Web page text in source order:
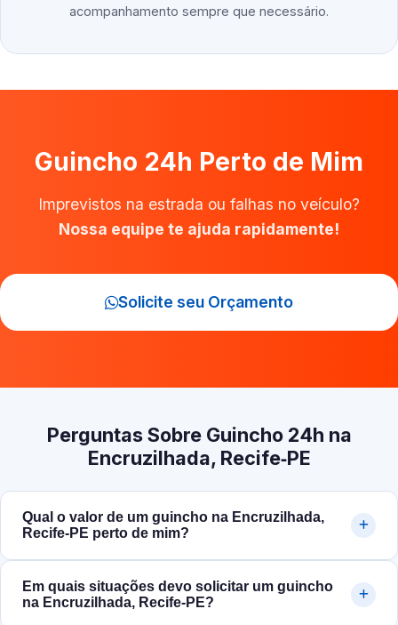
acompanhamento sempre que necessário.
Guincho 24h Perto de Mim
Imprevistos na estrada ou falhas no veículo?
Nossa equipe te ajuda rapidamente!
Solicite seu Orçamento
Perguntas Sobre Guincho 24h na
Encruzilhada, Recife‑PE
Qual o valor de um guincho na Encruzilhada,
Recife‑PE perto de mim?
Em quais situações devo solicitar um guincho
na Encruzilhada, Recife‑PE?